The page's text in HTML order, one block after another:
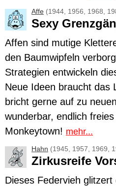
Affe (1944, 1956, 1968,
Sexy
Affen sind mutige
den Baumwipfeln
Strategien entwickeln
Neue Ideen braucht das
bricht gerne auf zu
wunderbar, endlich
Monkeytown! mehr...
Hahn (1945, 1957, 1969,
Zirkusreife
Dieses Federvieh